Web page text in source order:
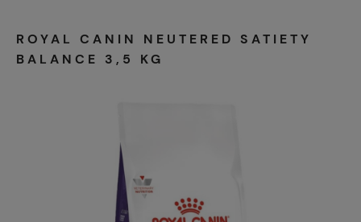
ROYAL CANIN NEUTERED SATIETY
BALANCE 3,5 KG